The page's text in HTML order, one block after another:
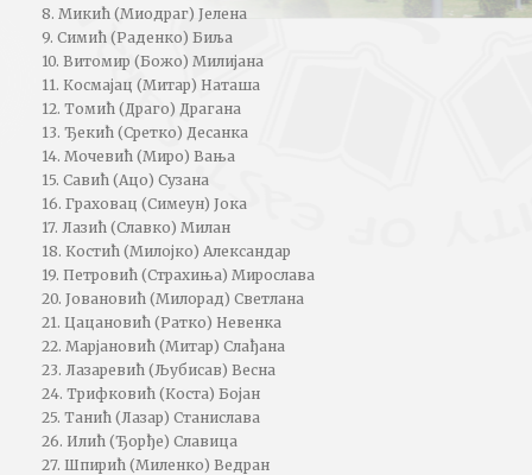
8. Микић (Миодраг) Јелена
9. Симић (Раденко) Биља
10. Витомир (Божо) Милијана
11. Космајац (Митар) Наташа
12. Томић (Драго) Драгана
13. Ђекић (Сретко) Десанка
14. Мочевић (Миро) Вања
15. Савић (Ацо) Сузана
16. Граховац (Симеун) Јока
17. Лазић (Славко) Милан
18. Костић (Милојко) Александар
19. Петровић (Страхиња) Мирослава
20. Јовановић (Милорад) Светлана
21. Цацановић (Ратко) Невенка
22. Марјановић (Митар) Слађана
23. Лазаревић (Љубисав) Весна
24. Трифковић (Коста) Бојан
25. Танић (Лазар) Станислава
26. Илић (Ђорђе) Славица
27. Шпирић (Миленко) Ведран